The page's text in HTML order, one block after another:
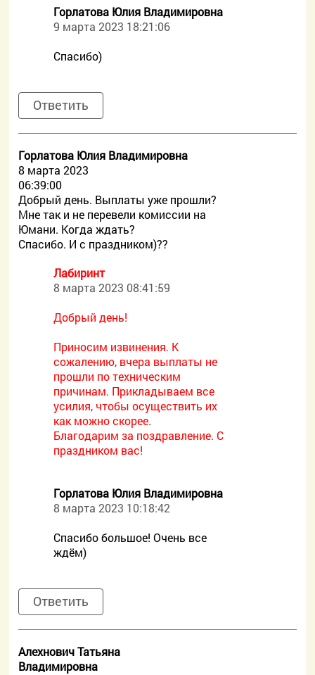
Горлатова Юлия Владимировна
9 марта 2023 18:21:06
Спасибо)
Ответить
Горлатова Юлия Владимировна
8 марта 2023
06:39:00
Добрый день. Выплаты уже прошли?
Мне так и не перевели комиссии на
Юмани. Когда ждать?
Спасибо. И с праздником)??
Лабиринт
8 марта 2023 08:41:59
Добрый день!
Приносим извинения. К
сожалению, вчера выплаты не
прошли по техническим
причинам. Прикладываем все
усилия, чтобы осуществить их
как можно скорее.
Благодарим за поздравление. С
праздником вас!
Горлатова Юлия Владимировна
8 марта 2023 10:18:42
Спасибо большое! Очень все
ждём)
Ответить
Алехнович Татьяна
Владимировна